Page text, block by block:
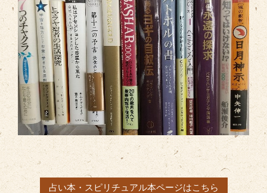
占い本・スピリチュアル本ページはこちら